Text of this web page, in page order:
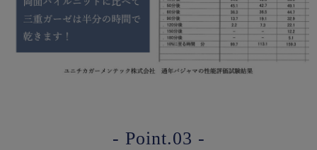
- Point.03 -